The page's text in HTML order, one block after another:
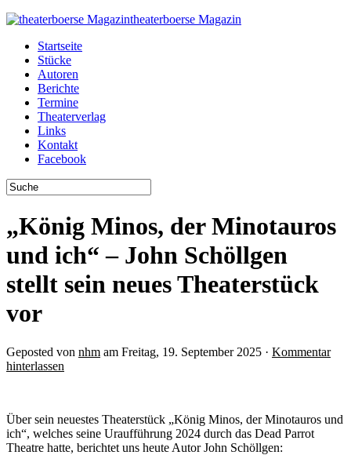
theaterboerse Magazin
Startseite
Stücke
Autoren
Berichte
Termine
Theaterverlag
Links
Kontakt
Facebook
„König Minos, der Minotauros
und ich“ – John Schöllgen
stellt sein neues Theaterstück
vor
Geposted von nhm am Freitag, 19. September 2025 · Kommentar
hinterlassen
Über sein neuestes Theaterstück „König Minos, der Minotauros und
ich“, welches seine Uraufführung 2024 durch das Dead Parrot
Theatre hatte, berichtet uns heute Autor John Schöllgen: